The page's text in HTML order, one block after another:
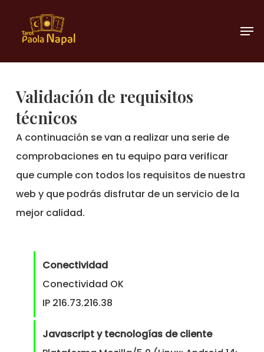
contenido
principal
Validación de requisitos
técnicos
A continuación se van a realizar una serie de
comprobaciones en tu equipo para verificar
que cumple con todos los requisitos de nuestra
web y que podrás disfrutar de un servicio de la
mejor calidad.
Conectividad
Conectividad OK
IP 216.73.216.38
Javascript y tecnologías de cliente
Cerrar